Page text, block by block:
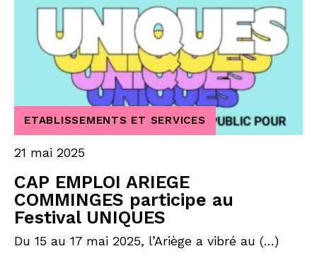
CAP EMPLOI ARIEGE
COMMINGES participe au
Festival UNIQUES
ETABLISSEMENTS ET SERVICES
21 mai 2025
Du 15 au 17 mai 2025, l’Ariège a vibré au (…)